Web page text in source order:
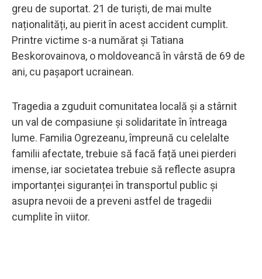
greu de suportat. 21 de turiști, de mai multe
naționalități, au pierit în acest accident cumplit.
Printre victime s-a numărat și Tatiana
Beskorovainova, o moldoveancă în vârstă de 69 de
ani, cu pașaport ucrainean.
Tragedia a zguduit comunitatea locală și a stârnit
un val de compasiune și solidaritate în întreaga
lume. Familia Ogrezeanu, împreună cu celelalte
familii afectate, trebuie să facă față unei pierderi
imense, iar societatea trebuie să reflecte asupra
importanței siguranței în transportul public și
asupra nevoii de a preveni astfel de tragedii
cumplite în viitor.